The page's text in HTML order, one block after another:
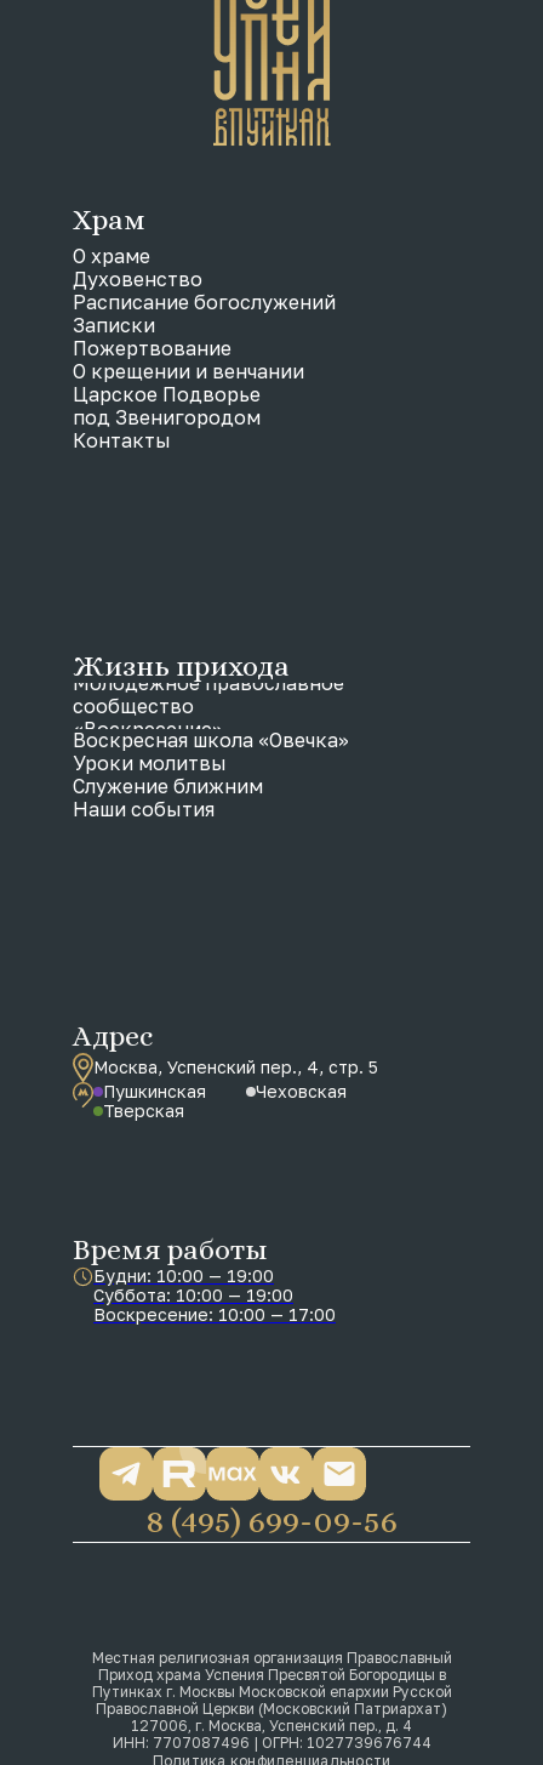
Местная религиозная организация Православный
Приход храма Успения Пресвятой Богородицы в
Путинках г. Москвы Московской епархии Русской
Православной Церкви (Московский Патриархат)
127006, г. Москва, Успенский пер., д. 4
ИНН: 7707087496 | ОГРН: 1027739676744
Политика конфиденциальности
8 (495) 699-09-56
Адрес
Москва, Успенский пер., 4, стр. 5
Пушкинская
Чеховская
Тверская
Время работы
Будни: 10:00 — 19:00
Суббота: 10:00 — 19:00
Воскресение: 10:00 — 17:00
Храм
О храме
Духовенство
Расписание богослужений
Записки
Пожертвование
О крещении и венчании
Царское Подворье
под Звенигородом
Контакты
Жизнь прихода
Молодежное православное
сообщество
«Воскресение»
Воскресная школа «Овечка»
Уроки молитвы
Служение ближним
Наши события